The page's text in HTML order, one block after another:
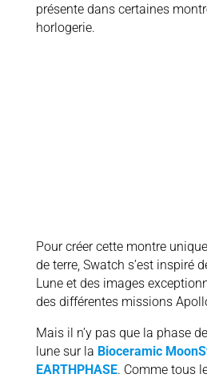
présente dans certaines
horlogerie.
Pour créer cette montre
de terre, Swatch s’est inspiré
Lune et des images
des différentes missions
Mais il n’y pas que la phase
lune sur la Bioceramic
EARTHPHASE. Comme tous